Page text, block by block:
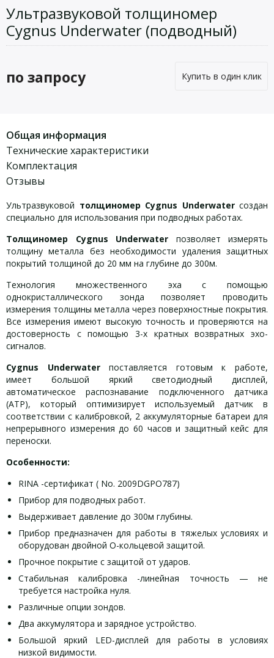
Ультразвуковой толщиномер
Cygnus Underwater (подводный)
по запросу Купить в один клик
Общая информация
Технические характеристики
Комплектация
Отзывы
Ультразвуковой толщиномер Cygnus Underwaterсоздан
специально для использования при подводных работах.
Толщиномер
Cygnus Underwater позволяет измерять
толщину металла без необходимости удаления защитных
покрытий толщиной до 20 мм на глубине до 300м.
Технология множественного эха с помощью
однокристаллического зонда позволяет проводить
измерения толщины металла через поверхностные покрытия.
Все измерения имеют высокую точность и проверяются на
достоверность с помощью 3-х кратных возвратных эхо-
сигналов.
Cygnus Underwaterпоставляется готовым к работе,
имеет большой яркий светодиодный дисплей,
автоматическое распознавание подключенного датчика
(АТР), который оптимизирует используемый датчик в
соответствии с калибровкой, 2 аккумуляторные батареи для
непрерывного измерения до 60 часов и защитный кейс для
переноски.
Особенности:
RINA -сертификат ( No. 2009DGPO787)
Прибор для подводных работ.
Выдерживает давление до 300м глубины.
Прибор предназначен для работы в тяжелых условиях и
оборудован двойной О-кольцевой защитой.
Прочное покрытие с защитой от ударов.
Стабильная калибровка -линейная точность — не
требуется настройка нуля.
Различные опции зондов.
Два аккумулятора и зарядное устройство.
Большой яркий LED-дисплей для работы в условиях
низкой видимости.